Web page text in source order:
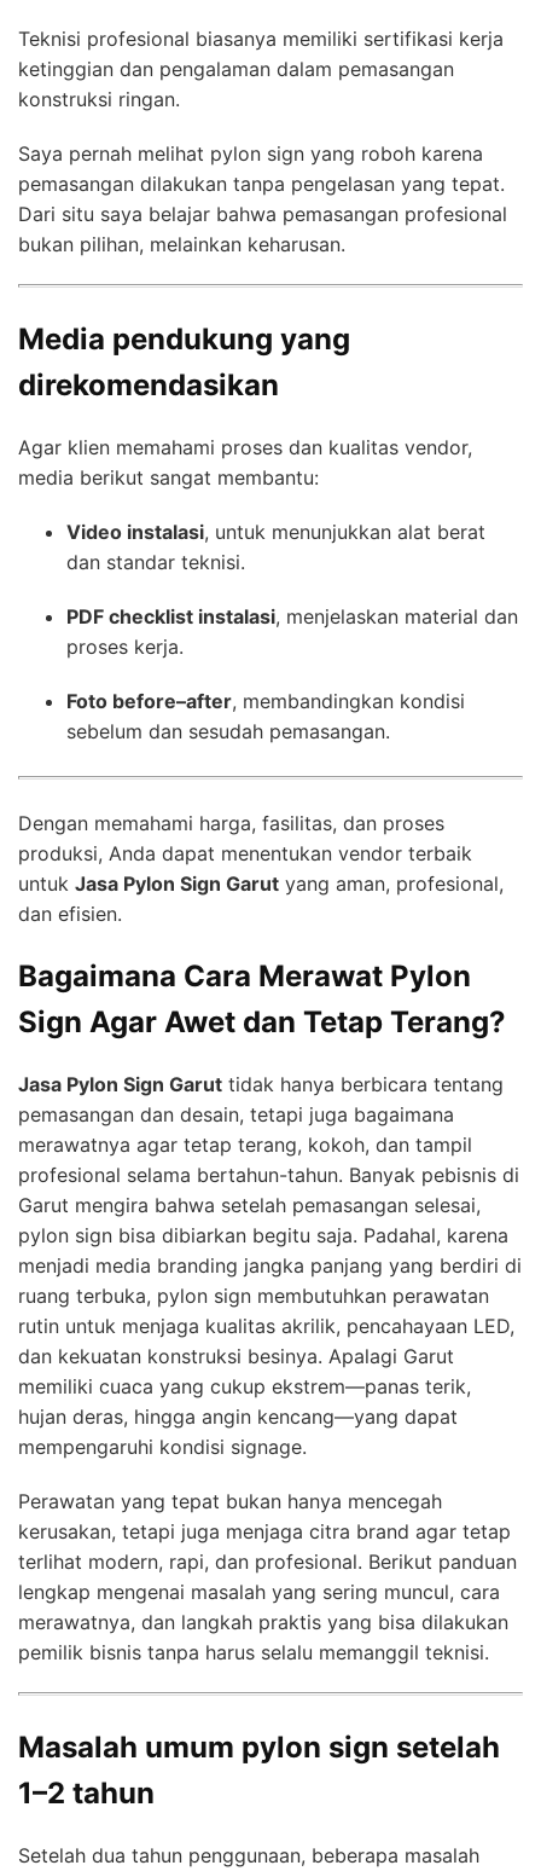
Teknisi profesional biasanya memiliki sertifikasi kerja
ketinggian dan pengalaman dalam pemasangan
konstruksi ringan.
Saya pernah melihat pylon sign yang roboh karena
pemasangan dilakukan tanpa pengelasan yang tepat.
Dari situ saya belajar bahwa pemasangan profesional
bukan pilihan, melainkan keharusan.
Media pendukung yang
direkomendasikan
Agar klien memahami proses dan kualitas vendor,
media berikut sangat membantu:
Video instalasi, untuk menunjukkan alat berat
dan standar teknisi.
PDF checklist instalasi, menjelaskan material dan
proses kerja.
Foto before–after, membandingkan kondisi
sebelum dan sesudah pemasangan.
Dengan memahami harga, fasilitas, dan proses
produksi, Anda dapat menentukan vendor terbaik
untuk Jasa Pylon Sign Garut yang aman, profesional,
dan efisien.
Bagaimana Cara Merawat Pylon
Sign Agar Awet dan Tetap Terang?
Jasa Pylon Sign Garut tidak hanya berbicara tentang
pemasangan dan desain, tetapi juga bagaimana
merawatnya agar tetap terang, kokoh, dan tampil
profesional selama bertahun-tahun. Banyak pebisnis di
Garut mengira bahwa setelah pemasangan selesai,
pylon sign bisa dibiarkan begitu saja. Padahal, karena
menjadi media branding jangka panjang yang berdiri di
ruang terbuka, pylon sign membutuhkan perawatan
rutin untuk menjaga kualitas akrilik, pencahayaan LED,
dan kekuatan konstruksi besinya. Apalagi Garut
memiliki cuaca yang cukup ekstrem—panas terik,
hujan deras, hingga angin kencang—yang dapat
mempengaruhi kondisi signage.
Perawatan yang tepat bukan hanya mencegah
kerusakan, tetapi juga menjaga citra brand agar tetap
terlihat modern, rapi, dan profesional. Berikut panduan
lengkap mengenai masalah yang sering muncul, cara
merawatnya, dan langkah praktis yang bisa dilakukan
pemilik bisnis tanpa harus selalu memanggil teknisi.
Masalah umum pylon sign setelah
1–2 tahun
Setelah dua tahun penggunaan, beberapa masalah